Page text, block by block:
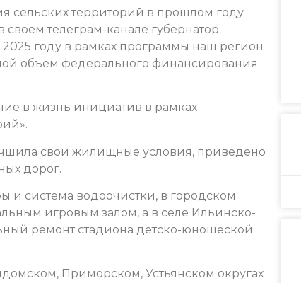
сельских территорий в прошлом году
в своём телеграм-канале губернатор
году в рамках программы наш регион
объем федерального финансирования
в жизнь инициатив в рамках
свои жилищные условия, приведено
дорог.
и система водоочистки, в городском
игровым залом, а в селе Ильинско-
ремонт стадиона детско-юношеской
Приморском, Устьянском округах